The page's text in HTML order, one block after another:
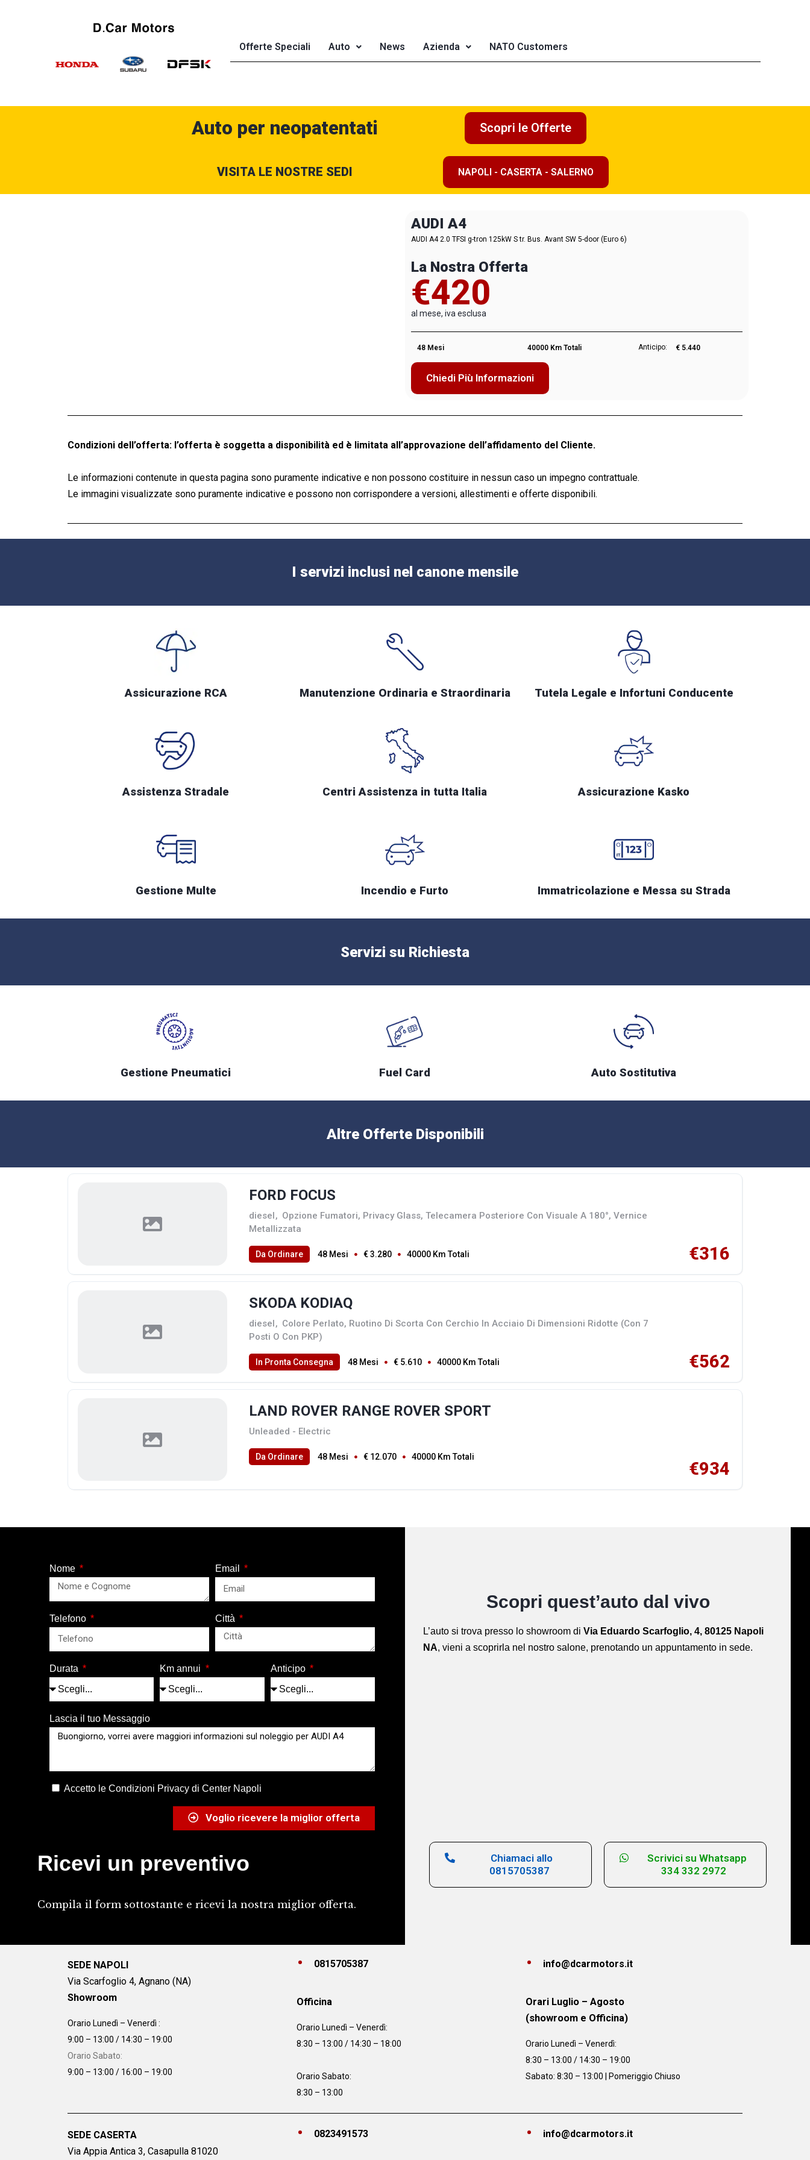
Offerte Speciali Auto News Azienda NATO Customers
Auto per neopatentati Scopri le Offerte
VISITA LE NOSTRE SEDI NAPOLI - CASERTA - SALERNO
AUDI A4
AUDI A4 2.0 TFSI g-tron 125kW S tr. Bus. Avant SW 5-door (Euro 6)
La Nostra Offerta
€420
al mese, iva esclusa
48 Mesi 40000 Km Totali Anticipo: € 5.440
Chiedi Più Informazioni
Condizioni dell’offerta: l’offerta è soggetta a disponibilità ed è limitata all’approvazione dell’affidamento del Cliente.
Le informazioni contenute in questa pagina sono puramente indicative e non possono costituire in nessun caso un impegno contrattuale.
Le immagini visualizzate sono puramente indicative e possono non corrispondere a versioni, allestimenti e offerte disponibili.
I servizi inclusi nel canone mensile
Assicurazione RCA Manutenzione Ordinaria e Straordinaria Tutela Legale e Infortuni Conducente
Assistenza Stradale Centri Assistenza in tutta Italia Assicurazione Kasko
Gestione Multe Incendio e Furto Immatricolazione e Messa su Strada
Servizi su Richiesta
Gestione Pneumatici Fuel Card Auto Sostitutiva
Altre Offerte Disponibili
FORD FOCUS
diesel, Opzione Fumatori, Privacy Glass, Telecamera Posteriore Con Visuale A 180°, Vernice
Metallizzata
Da Ordinare 48 Mesi € 3.280 40000 Km Totali €316
SKODA KODIAQ
diesel, Colore Perlato, Ruotino Di Scorta Con Cerchio In Acciaio Di Dimensioni Ridotte (Con 7
Posti O Con PKP)
In Pronta Consegna 48 Mesi € 5.610 40000 Km Totali €562
LAND ROVER RANGE ROVER SPORT
Unleaded - Electric
Da Ordinare 48 Mesi € 12.070 40000 Km Totali
€934
Nome Email
Telefono Città
Durata Km annui Anticipo
Lascia il tuo Messaggio
Accetto le Condizioni Privacy di Center Napoli
Voglio ricevere la miglior offerta
Ricevi un preventivo
Compila il form sottostante e ricevi la nostra miglior offerta.
Scopri quest’auto dal vivo
L’auto si trova presso lo showroom di Via Eduardo Scarfoglio, 4, 80125 Napoli
NA, vieni a scoprirla nel nostro salone, prenotando un appuntamento in sede.
Chiamaci allo
0815705387
Scrivici su Whatsapp
334 332 2972
SEDE NAPOLI
Via Scarfoglio 4, Agnano (NA)
Showroom
Orario Lunedì – Venerdì :
9:00 – 13:00 / 14:30 – 19:00
Orario Sabato:
9:00 – 13:00 / 16:00 – 19:00
0815705387
Officina
Orario Lunedì – Venerdì:
8:30 – 13:00 / 14:30 – 18:00
Orario Sabato:
8:30 – 13:00
info@dcarmotors.it
Orari Luglio – Agosto
(showroom e Officina)
Orario Lunedì – Venerdì:
8:30 – 13:00 / 14:30 – 19:00
Sabato: 8:30 – 13:00 | Pomeriggio Chiuso
SEDE CASERTA
Via Appia Antica 3, Casapulla 81020
0823491573 info@dcarmotors.it